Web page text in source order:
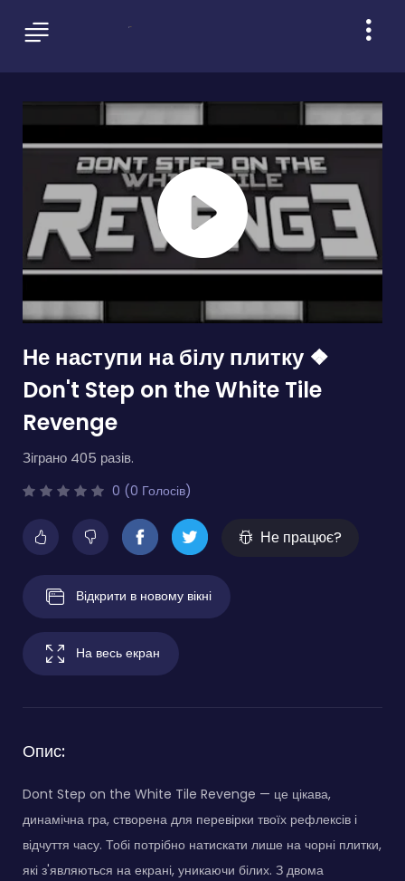
Не наступи на білу плитку ❖
Don't Step on the White Tile
Revenge
Зіграно 405 разів.
0 (0 Голосів)
Не працює?
Відкрити в новому вікні
На весь екран
Опис:
Dont Step on the White Tile Revenge — це цікава,
динамічна гра, створена для перевірки твоїх рефлексів і
відчуття часу. Тобі потрібно натискати лише на чорні плитки,
які з'являються на екрані, уникаючи білих. З двома